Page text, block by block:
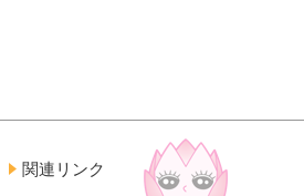
関連リンク